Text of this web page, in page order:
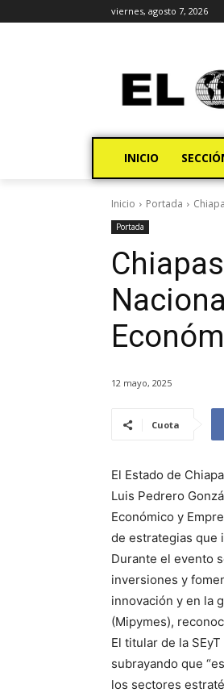
viernes, agosto 7, 2026
INICIO
Inicio Portada
Portada
12 mayo, 2025
Cuota
El Estado de
Luis Pedrero
Económico y
de estrategias que
Durante el evento
inversiones y
innovación y en la
(Mipymes),
El titular de la
subrayando que
los sectores